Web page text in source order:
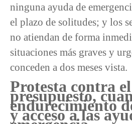
ninguna ayuda de
el plazo de solitudes; y los
no atiendan de forma
situaciones más graves y
conceden a dos meses vista.
Protesta contra
presupuesto,
endurecimiento
y acceso a las